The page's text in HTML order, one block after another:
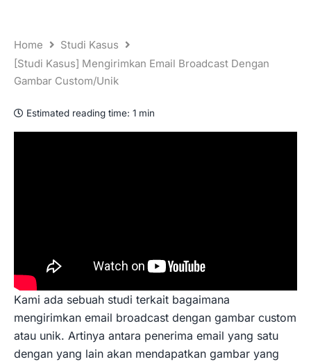
Home
Studi Kasus
[Studi Kasus] Mengirimkan Email Broadcast Dengan
Gambar Custom/Unik
Estimated reading time: 1 min
Kami ada sebuah studi terkait bagaimana
mengirimkan email broadcast dengan gambar custom
atau unik. Artinya antara penerima email yang satu
dengan yang lain akan mendapatkan gambar yang